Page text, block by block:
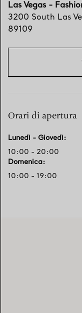
Las Vegas -
3200 South Las
89109
Orari di apertura
Lunedì - Giovedì:
10:00 - 20:00
Domenica:
10:00 - 19:00